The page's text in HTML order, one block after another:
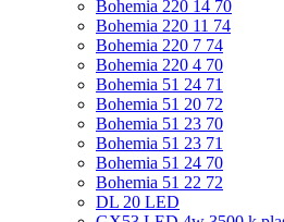
Bohemia 220 14 70
Bohemia 220 11 74
Bohemia 220 7 74
Bohemia 220 4 70
Bohemia 51 24 71
Bohemia 51 20 72
Bohemia 51 23 70
Bohemia 51 23 71
Bohemia 51 24 70
Bohemia 51 22 72
DL 20 LED